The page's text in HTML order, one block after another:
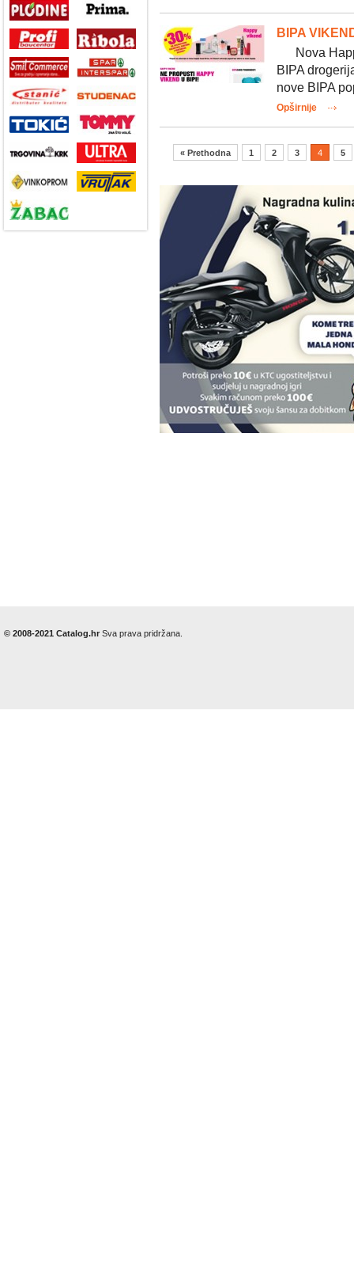
BIPA
Nova
BIPA
nove BIPA
Opširnije
« Prethodna 1 2 3 4 5
© 2008-2021 Catalog.hr Sva prava pridržana.